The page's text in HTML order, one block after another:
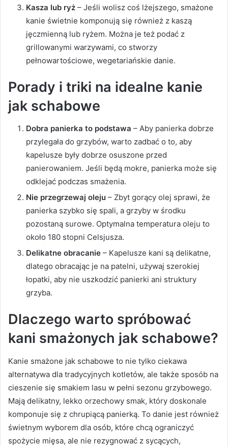
Kasza lub ryż – Jeśli wolisz coś lżejszego, smażone
kanie świetnie komponują się również z kaszą
jęczmienną lub ryżem. Można je też podać z
grillowanymi warzywami, co stworzy
pełnowartościowe, wegetariańskie danie.
Porady i triki na idealne kanie
jak schabowe
Dobra panierka to podstawa – Aby panierka dobrze
przylegała do grzybów, warto zadbać o to, aby
kapelusze były dobrze osuszone przed
panierowaniem. Jeśli będą mokre, panierka może się
odklejać podczas smażenia.
Nie przegrzewaj oleju – Zbyt gorący olej sprawi, że
panierka szybko się spali, a grzyby w środku
pozostaną surowe. Optymalna temperatura oleju to
około 180 stopni Celsjusza.
Delikatne obracanie – Kapelusze kani są delikatne,
dlatego obracając je na patelni, używaj szerokiej
łopatki, aby nie uszkodzić panierki ani struktury
grzyba.
Dlaczego warto spróbować
kani smażonych jak schabowe?
Kanie smażone jak schabowe to nie tylko ciekawa
alternatywa dla tradycyjnych kotletów, ale także sposób na
cieszenie się smakiem lasu w pełni sezonu grzybowego.
Mają delikatny, lekko orzechowy smak, który doskonale
komponuje się z chrupiącą panierką. To danie jest również
świetnym wyborem dla osób, które chcą ograniczyć
spożycie mięsa, ale nie rezygnować z sycących,